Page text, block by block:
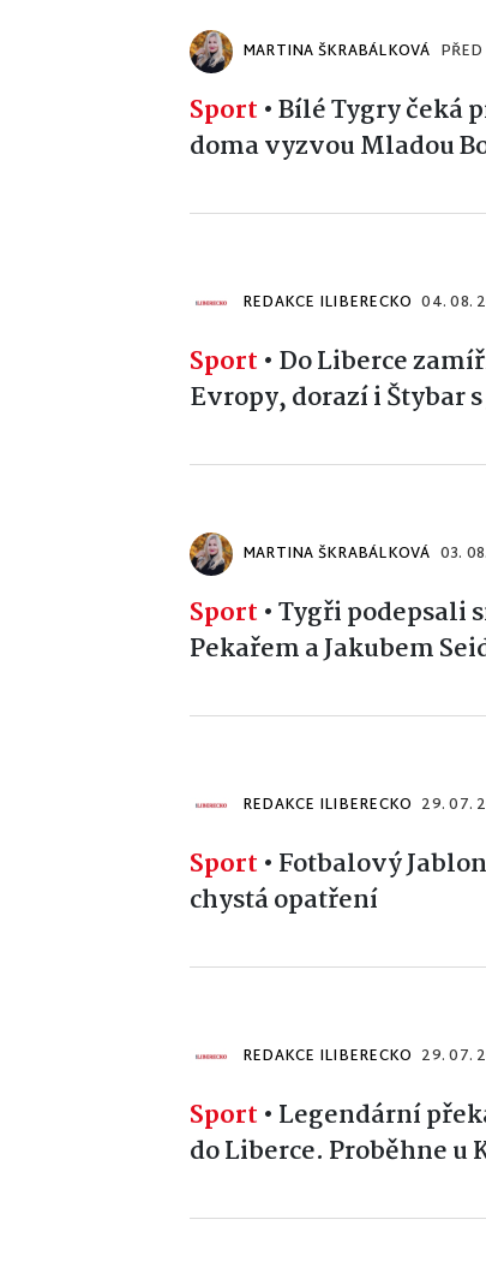
MARTINA ŠKRABÁLKOVÁ
Sport •Bílé Tygry čeká
doma vyzvou Mladou
REDAKCE ILIBERECKO 04. 08.
Sport • Do Liberce
Evropy, dorazí i Štybar
MARTINA ŠKRABÁLKOVÁ 03.
Sport •Tygři podepsali
Pekařem a Jakubem
REDAKCE ILIBERECKO 29. 07.
Sport • Fotbalový
chystá opatření
REDAKCE ILIBERECKO 29. 07.
Sport • Legendární
do Liberce. Proběhne u